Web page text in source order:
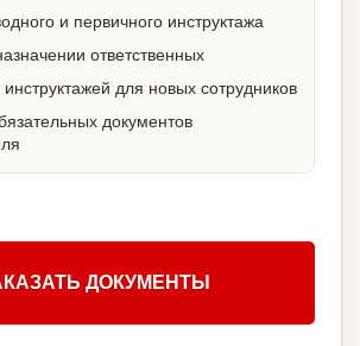
и первичного инструктажа
ответственных
для новых сотрудников
документов
ДОКУМЕНТЫ